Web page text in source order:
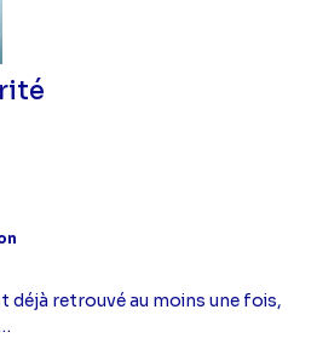
déjà retrouvé au moins une fois,